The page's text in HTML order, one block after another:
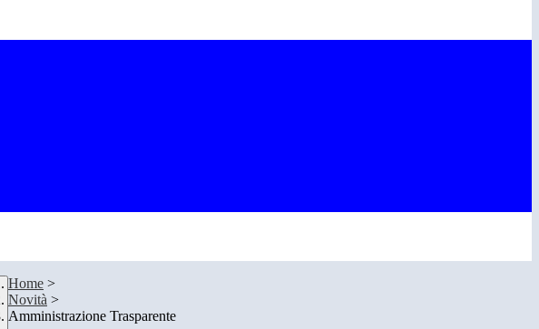
Home >
Novità >
Amministrazione Trasparente